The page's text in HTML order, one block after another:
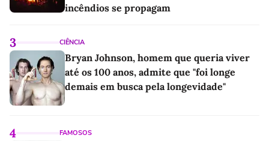
incêndios se propagam
3 CIÊNCIA
Bryan Johnson, homem que queria viver
até os 100 anos, admite que "foi longe
demais em busca pela longevidade"
4 FAMOSOS